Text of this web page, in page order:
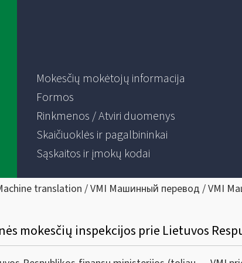
Mokesčių mokėtojų informacija
Formos
Rinkmenos / Atviri duomenys
Skaičiuoklės ir pagalbininkai
Sąskaitos ir įmokų kodai
translation / VMI Машинный перевод / VMI